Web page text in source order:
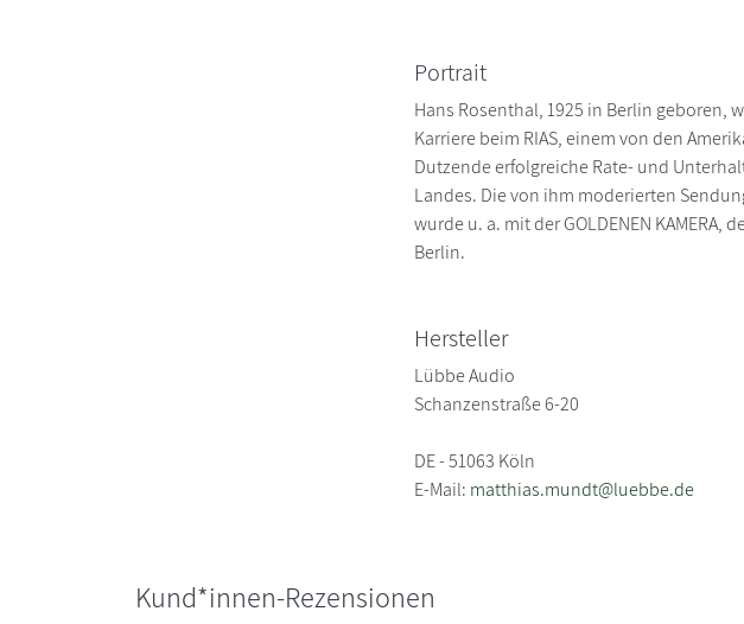
Portrait
Hans Rosenthal, 1925 in Berlin geboren,
Karriere beim RIAS, einem von den
Dutzende erfolgreiche Rate- und
Landes. Die von ihm moderierten
wurde u. a. mit der GOLDENEN KAMERA,
Berlin.
Hersteller
Lübbe Audio
Schanzenstraße 6-20
DE - 51063 Köln
E-Mail: matthias.mundt@luebbe.de
Kund*innen-Rezensionen